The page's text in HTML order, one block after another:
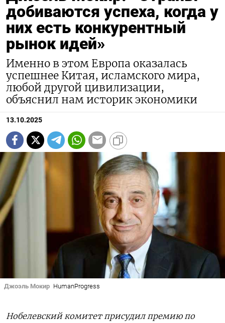
добиваются успеха, когда у
них есть конкурентный
рынок идей»
Именно в этом Европа оказалась
успешнее Китая, исламского мира,
любой другой цивилизации,
объяснил нам историк экономики
13.10.2025
Джоэль Мокир HumanProgress
Нобелевский комитет присудил премию по